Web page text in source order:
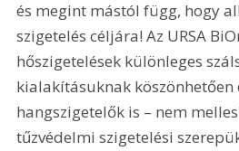
és megint mástól függ, hogy
szigetelés céljára! Az URSA
hőszigetelések különleges
kialakításuknak köszönhetően
hangszigetelők is – nem
tűzvédelmi szigetelési